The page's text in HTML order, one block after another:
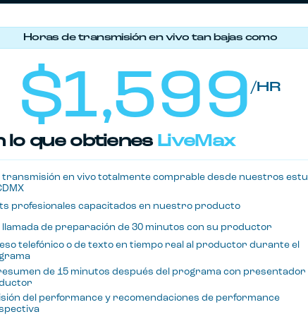
Horas de transmisión en vivo tan bajas como
$1,599/HR
lo que obtienes LiveMax
transmisión en vivo totalmente comprable desde nuestros
profesionales capacitados en nuestro producto
llamada de preparación de 30 minutos con su productor
telefónico o de texto en tiempo real al productor durante el
de 15 minutos después del programa con presentador
del performance y recomendaciones de performance